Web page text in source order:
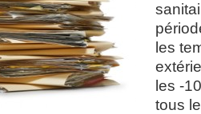
les
les -
tous